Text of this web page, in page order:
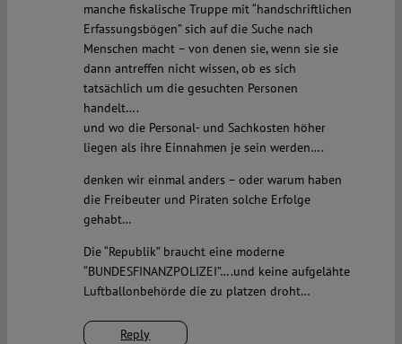
Reply
manche fiskalische Truppe mit “handschriftlichen
Erfassungsbögen” sich auf die Suche nach
Menschen macht – von denen sie, wenn sie sie
dann antreffen nicht wissen, ob es sich
tatsächlich um die gesuchten Personen
handelt….
und wo die Personal- und Sachkosten höher
liegen als ihre Einnahmen je sein werden….
denken wir einmal anders – oder warum haben
die Freibeuter und Piraten solche Erfolge
gehabt…
Die “Republik” braucht eine moderne
“BUNDESFINANZPOLIZEI”….und keine aufgelähte
Luftballonbehörde die zu platzen droht…